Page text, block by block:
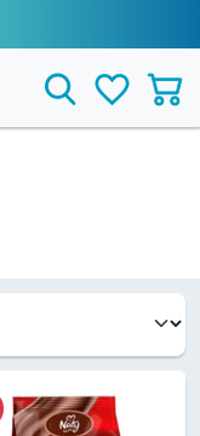
Search